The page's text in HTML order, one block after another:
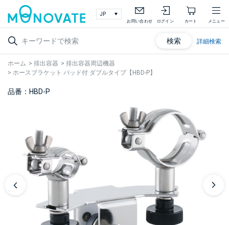
お問い合わせ ログイン カート メニュー
検索 詳細検索
ホーム > 排出容器 > 排出容器周辺機器
> ホースブラケット パッド付 ダブルタイプ【HBD-P】
品番：HBD-P